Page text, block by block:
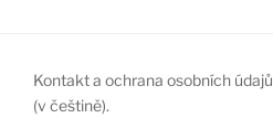
Kontakt a ochrana osobních údajů
(v češtině).